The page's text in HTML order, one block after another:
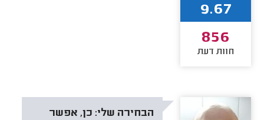
9.67
856
חוות דעת
הבחירה שלי: כן, אפשר